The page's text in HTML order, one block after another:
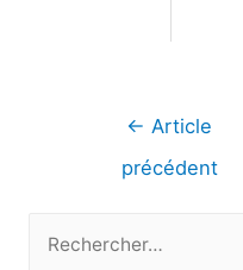
Navigation
← Article
précédent